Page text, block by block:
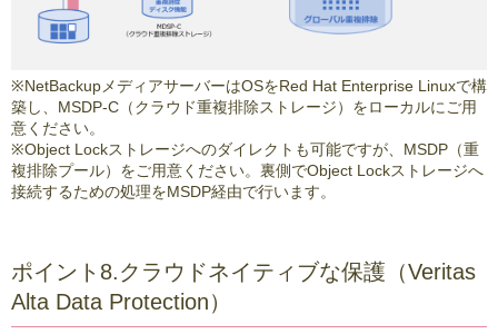
※NetBackupメディアサーバーはOSをRed Hat Enterprise Linuxで構
築し、MSDP-C（クラウド重複排除ストレージ）をローカルにご用
意ください。
※Object Lockストレージへのダイレクトも可能ですが、MSDP（重
複排除プール）をご用意ください。裏側でObject Lockストレージへ
接続するための処理をMSDP経由で行います。
ポイント8.クラウドネイティブな保護（Veritas
Alta Data Protection）